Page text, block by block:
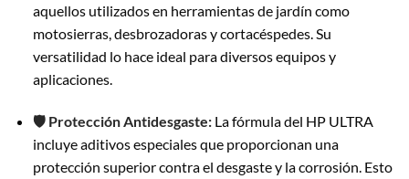
aquellos utilizados en herramientas de jardín como
motosierras, desbrozadoras y cortacéspedes. Su
versatilidad lo hace ideal para diversos equipos y
aplicaciones.
🛡️ Protección Antidesgaste: La fórmula del HP ULTRA
incluye aditivos especiales que proporcionan una
protección superior contra el desgaste y la corrosión. Esto